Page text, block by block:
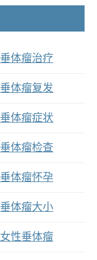
垂体瘤治疗
垂体瘤复发
垂体瘤症状
垂体瘤检查
垂体瘤怀孕
垂体瘤大小
女性垂体瘤